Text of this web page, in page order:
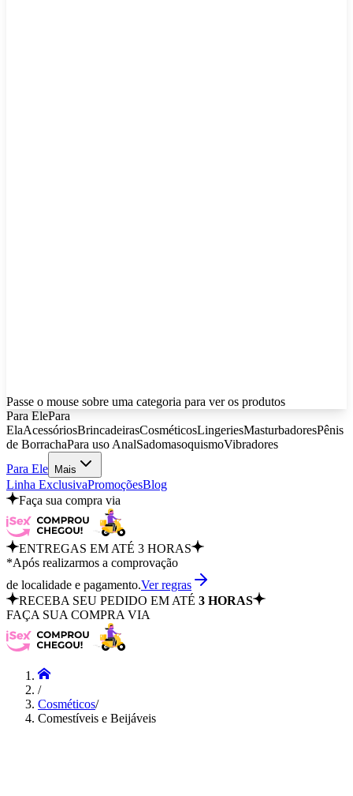
Passe o mouse sobre uma categoria para ver os produtos
Para ElePara
ElaAcessóriosBrincadeirasCosméticosLingeriesMasturbadoresPênis
de BorrachaPara uso AnalSadomasoquismoVibradores
Para Ele
Mais
Linha ExclusivaPromoçõesBlog
Faça sua compra via
ENTREGAS EM ATÉ 3 HORAS
*Após realizarmos a comprovação
de localidade e pagamento.Ver regras
RECEBA SEU PEDIDO EM ATÉ 3 HORAS
FAÇA SUA COMPRA VIA
/
Cosméticos/
Comestíveis e Beijáveis